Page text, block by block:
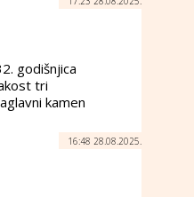
godišnjica
tri
kamen
16:48 28.08.2025.